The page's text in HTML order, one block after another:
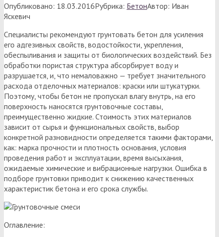
Опубликовано: 18.03.2016Рубрика: БетонАвтор: Иван
Яскевич
Специалисты рекомендуют грунтовать бетон для усиления
его адгезивных свойств, водостойкости, укрепления,
обеспыливания и защиты от биологических воздействий. Без
обработки пористая структура абсорбирует воду и
разрушается, и, что немаловажно — требует значительного
расхода отделочных материалов: краски или штукатурки.
Поэтому, чтобы бетон не пропускал влагу внутрь, на его
поверхность наносятся грунтовочные составы,
преимущественно жидкие. Стоимость этих материалов
зависит от сырья и функциональных свойств, выбор
конкретной разновидности определяется такими факторами,
как: марка прочности и плотность основания, условия
проведения работ и эксплуатации, время высыхания,
ожидаемые химические и вибрационные нагрузки. Ошибка в
подборе грунтовки приводит к снижению качественных
характеристик бетона и его срока службы.
Оглавление: